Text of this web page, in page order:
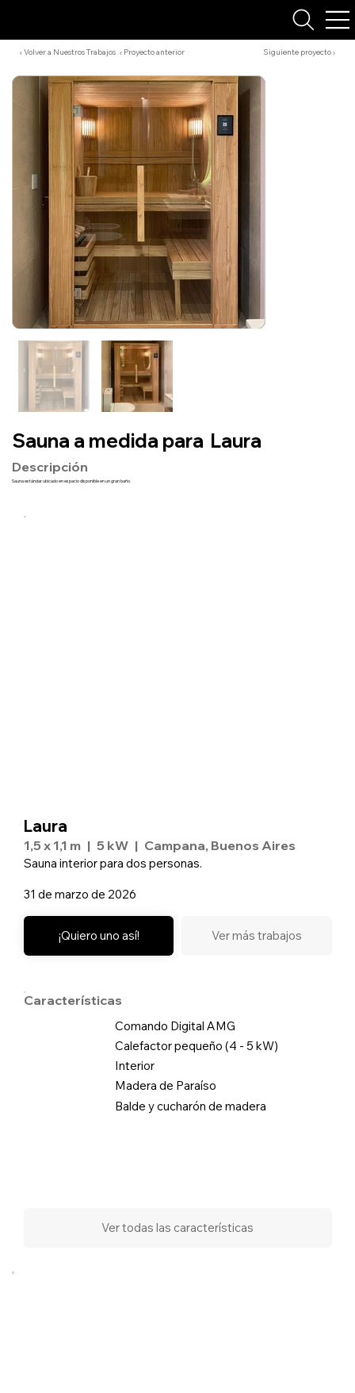
Siguiente proyecto ›
‹ Volver a Nuestros Trabajos ‹ Proyecto anterior
Laura
1,5 x 1,1 m | 5 kW | Campana, Buenos Aires
Sauna interior para dos personas.
31 de marzo de 2026
¡Quiero uno así! Ver más trabajos
Características
Comando Digital AMG
Calefactor pequeño (4 - 5 kW)
Interior
Madera de Paraíso
Balde y cucharón de madera
Ver todas las características
Sauna a medida para Laura
Descripción
Sauna estándar ubicado en espacio disponible en un gran baño.